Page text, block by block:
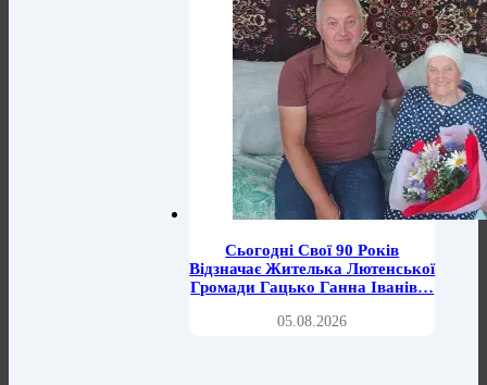
Сьогодні Свої 90 Років
Відзначає Жителька Лютенської
Громади Гацько Ганна Іванів…
05.08.2026